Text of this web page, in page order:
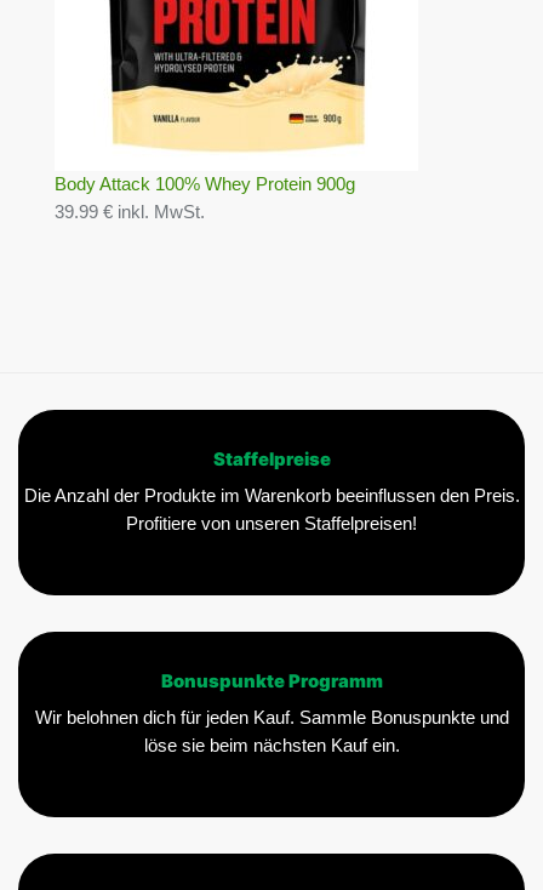
Body Attack 100% Whey Protein 900g
39.99 € inkl. MwSt.
Staffelpreise
Die Anzahl der Produkte im Warenkorb beeinflussen den Preis.
Profitiere von unseren Staffelpreisen!
Bonuspunkte Programm
Wir belohnen dich für jeden Kauf. Sammle Bonuspunkte und
löse sie beim nächsten Kauf ein.